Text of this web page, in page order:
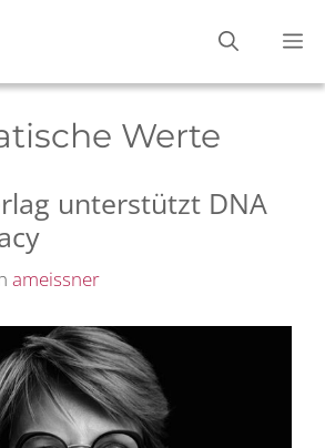
Werte
unterstützt DNA
ameissner